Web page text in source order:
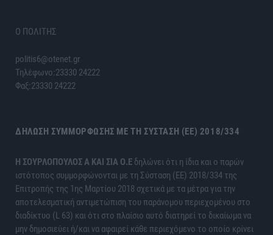
Ο ΠΟΛΙΤΗΣ
politis6@otenet.gr
Τηλέφωνο:23330 24222
Φαξ:23330 24222
ΔΉΛΩΣΗ ΣΥΜΜΌΡΦΩΣΗΣ ΜΕ ΤΗ ΣΎΣΤΑΣΗ (ΕΕ) 2018/334
H ΣΟΥΡΛΟΠΟΥΛΟΣ Α ΚΑΙ ΣΙΑ Ο.Ε δηλώνει ότι η ίδια και ο παρών
ιστότοπος συμμορφώνονται με τη Σύσταση (ΕΕ) 2018/334 της
Επιτροπής της 1ης Μαρτίου 2018 σχετικά με τα μέτρα για την
αποτελεσματική αντιμετώπιση του παράνομου περιεχομένου στο
διαδίκτυο (L 63) και ότι στο πλαίσιο αυτό διατηρεί το δικαίωμα να
μην δημοσιεύει ή/και να αφαιρεί κάθε περιεχόμενο το οποίο κρίνει